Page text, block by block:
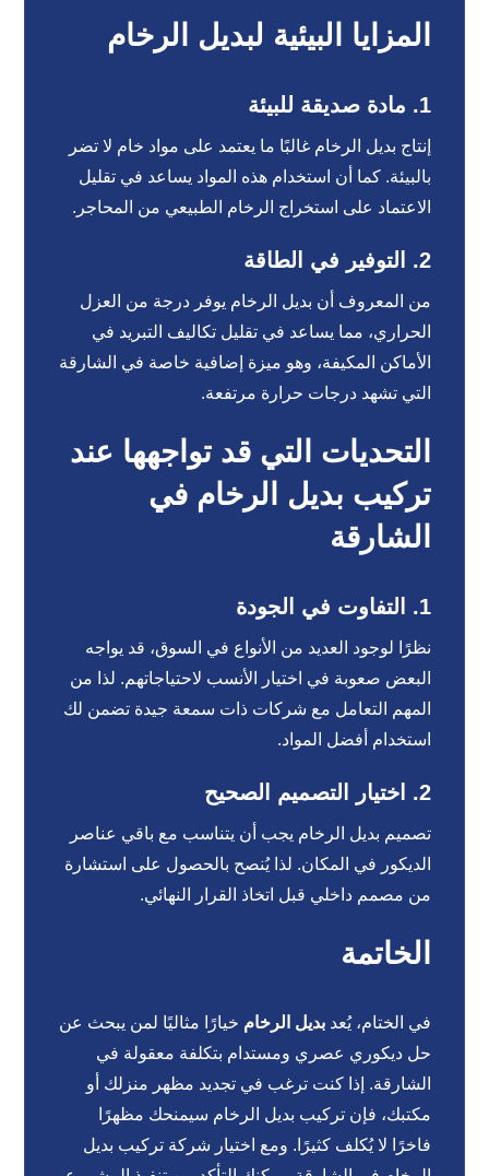
المزايا البيئية لبديل الرخام
1. مادة صديقة للبيئة
إنتاج بديل الرخام غالبًا ما يعتمد على مواد خام لا تضر
بالبيئة. كما أن استخدام هذه المواد يساعد في تقليل
الاعتماد على استخراج الرخام الطبيعي من المحاجر.
2. التوفير في الطاقة
من المعروف أن بديل الرخام يوفر درجة من العزل
الحراري، مما يساعد في تقليل تكاليف التبريد في
الأماكن المكيفة، وهو ميزة إضافية خاصة في الشارقة
التي تشهد درجات حرارة مرتفعة.
التحديات التي قد تواجهها عند
تركيب بديل الرخام في
الشارقة
1. التفاوت في الجودة
نظرًا لوجود العديد من الأنواع في السوق، قد يواجه
البعض صعوبة في اختيار الأنسب لاحتياجاتهم. لذا من
المهم التعامل مع شركات ذات سمعة جيدة تضمن لك
استخدام أفضل المواد.
2. اختيار التصميم الصحيح
تصميم بديل الرخام يجب أن يتناسب مع باقي عناصر
الديكور في المكان. لذا يُنصح بالحصول على استشارة
من مصمم داخلي قبل اتخاذ القرار النهائي.
الخاتمة
في الختام، يُعدبديل الرخام خيارًا مثاليًا لمن يبحث عن
حل ديكوري عصري ومستدام بتكلفة معقولة في
الشارقة. إذا كنت ترغب في تجديد مظهر منزلك أو
مكتبك، فإن تركيب بديل الرخام سيمنحك مظهرًا
فاخرًا لا يُكلف كثيرًا. ومع اختيار شركة تركيب بديل